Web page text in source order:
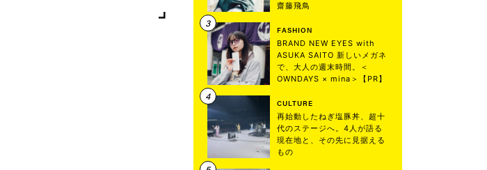
齋藤飛鳥
FASHION
BRAND NEW EYES with
ASUKA SAITO 新しいメガネ
で、大人の週末時間。＜
OWNDAYS × mina＞【PR】
CULTURE
再始動したねぎ塩豚丼、超十
代のステージへ。4人が語る
現在地と、その先に見据える
もの